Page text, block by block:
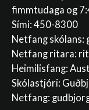
fimmtudaga og
Sími: 450-8300
Netfang skólans:
Netfang ritara:
Heimilisfang:
Skólastjóri:
Netfang: